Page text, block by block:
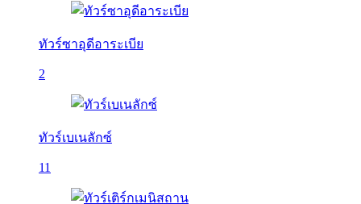
ทัวร์ซาอุดีอาระเบีย
2
ทัวร์เบเนลักซ์
11